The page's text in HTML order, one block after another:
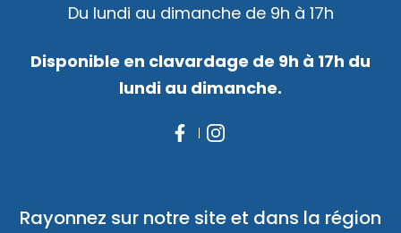
Du lundi au dimanche de 9h à 17h
Disponible en clavardage de 9h à 17h du
lundi au dimanche.
Rayonnez sur notre site et dans la région